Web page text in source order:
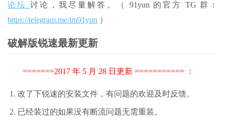
论坛讨论，我尽量解答。（ 91yun 的官方 TG 群：
https://telegram.me/im91yun ）
破解版锐速最新更新
=======2017 年 5 月 28 日更新 =========== ：
改了下锐速的安装文件，有问题的欢迎及时反馈。
已经装过的如果没有断流问题无需重装。